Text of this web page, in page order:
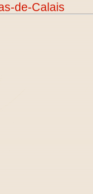
de-Calais